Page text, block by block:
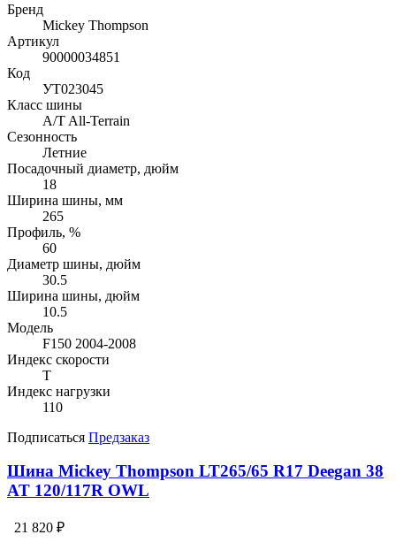
Бренд
Mickey Thompson
Артикул
90000034851
Код
УТ023045
Класс шины
A/T All-Terrain
Сезонность
Летние
Посадочный диаметр, дюйм
18
Ширина шины, мм
265
Профиль, %
60
Диаметр шины, дюйм
30.5
Ширина шины, дюйм
10.5
Модель
F150 2004-2008
Индекс скорости
T
Индекс нагрузки
110
Подписаться Предзаказ
Шина Mickey Thompson LT265/65 R17 Deegan 38
AT 120/117R OWL
21 820 ₽